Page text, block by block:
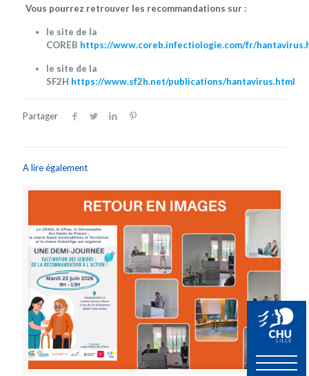
Vous pourrez retrouver les recommandations sur :
le site de la
COREB https://www.coreb.infectiologie.com/fr/
le site de la
SF2H https://www.sf2h.net/publications/hantavirus.html
Partager
A lire également